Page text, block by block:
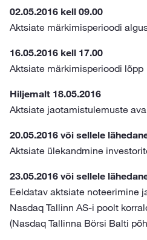
02.05.2016 kell 09.00
Aktsiate märkimisperioodi
16.05.2016 kell 17.00
Aktsiate märkimisperioodi lõpp
Hiljemalt 18.05.2016
Aktsiate jaotamistulemuste
20.05.2016 või sellele
Aktsiate ülekandmine
23.05.2016 või sellele
Eeldatav aktsiate noteerimine
Nasdaq Tallinn AS-i poolt
(Nasdaq Tallinna Börsi Balti